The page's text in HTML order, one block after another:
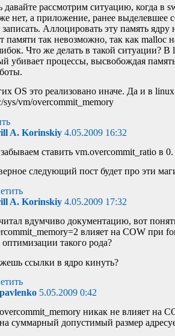
давайте рассмотрим ситуацию, когда в
нет, а приложение, ранее выделевшее
записать. Аллоцировать эту память
памяти так невозможно, так как malloc
Что же делать в такой ситуации? В
убивает процессы, высвобождая
OS это реализовано иначе. Да и в
sys/vm/overcommit_memory
A. Korinskiy 4.05.2009 16:32
ставить vm.overcommit_ratio в 0.
следующий пост будет про эти
A. Korinskiy 4.05.2009 17:32
вдумчиво документацию, вот
влияет наCOW при
оптимизации такого рода?
ссылки в ядро кинуть?
pavlenko 5.05.2009 0:42
overcommit_memory никак не влияет на
на суммарный допустимый размер